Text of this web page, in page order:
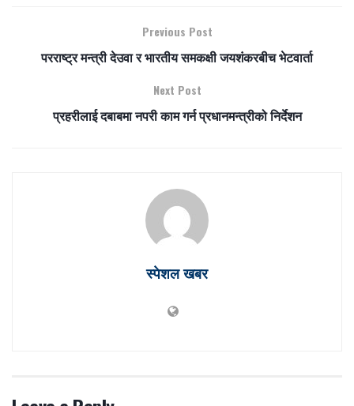
Previous Post
परराष्ट्र मन्त्री देउवा र भारतीय समकक्षी जयशंकरबीच भेटवार्ता
Next Post
प्रहरीलाई दबाबमा नपरी काम गर्न प्रधानमन्त्रीको निर्देशन
स्पेशल खबर